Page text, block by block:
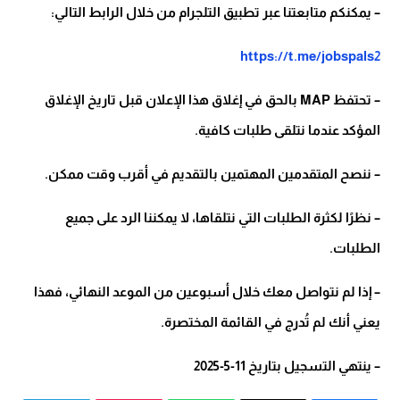
– يمكنكم متابعتنا عبر تطبيق التلجرام من خلال الرابط التالي:
https://t.me/jobspals2
– تحتفظ MAP بالحق في إغلاق هذا الإعلان قبل تاريخ الإغلاق
المؤكد عندما نتلقى طلبات كافية.
– ننصح المتقدمين المهتمين بالتقديم في أقرب وقت ممكن.
– نظرًا لكثرة الطلبات التي نتلقاها، لا يمكننا الرد على جميع
الطلبات.
– إذا لم نتواصل معك خلال أسبوعين من الموعد النهائي، فهذا
يعني أنك لم تُدرج في القائمة المختصرة.
– ينتهي التسجيل بتاريخ 11-5-2025